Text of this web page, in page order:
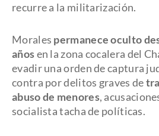
recurre a la militarización.
Morales permanece oculto
añosen la zona cocalera del
evadir una orden de captura
contra por delitos graves de
abuso de menores,
socialista tacha de políticas.